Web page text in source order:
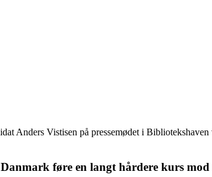
Anders Vistisen på pressemødet i
føre en langt hårdere kurs